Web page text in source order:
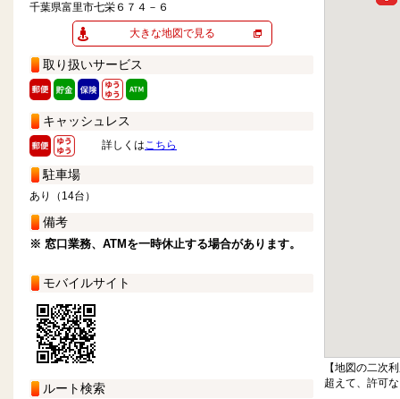
千葉県富里市七栄６７４－６
大きな地図で見る
取り扱いサービス
キャッシュレス
詳しくはこちら
駐車場
あり（14台）
備考
※ 窓口業務、ATMを一時休止する場合があります。
モバイルサイト
ルート検索
【地図の二次
超えて、許可